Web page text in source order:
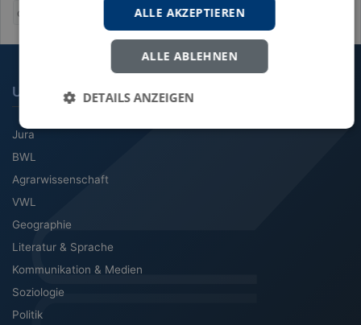
oxisch-sulfidisch Pelagial Substraldynamik
UNSERE FACHGEBIETE
Jura
BWL
Agrarwissenschaft
VWL
Geographie
Literatur & Sprache
Kommunikation & Medien
Soziologie
Politik
ALLE AKZEPTIEREN
ALLE ABLEHNEN
DETAILS ANZEIGEN